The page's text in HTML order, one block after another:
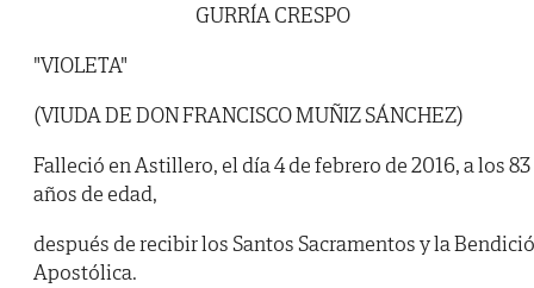
GURRÍA CRESPO
"VIOLETA"
(VIUDA DE DON FRANCISCO MUÑIZ SÁNCHEZ)
Falleció en Astillero, el día 4 de febrero de 2016, a los 83
años de edad,
después de recibir los Santos Sacramentos y la
Apostólica.